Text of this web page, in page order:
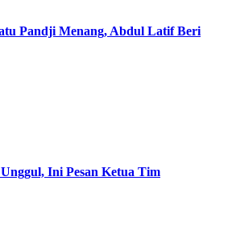
Pandji Menang, Abdul Latif Beri
Ini Pesan Ketua Tim